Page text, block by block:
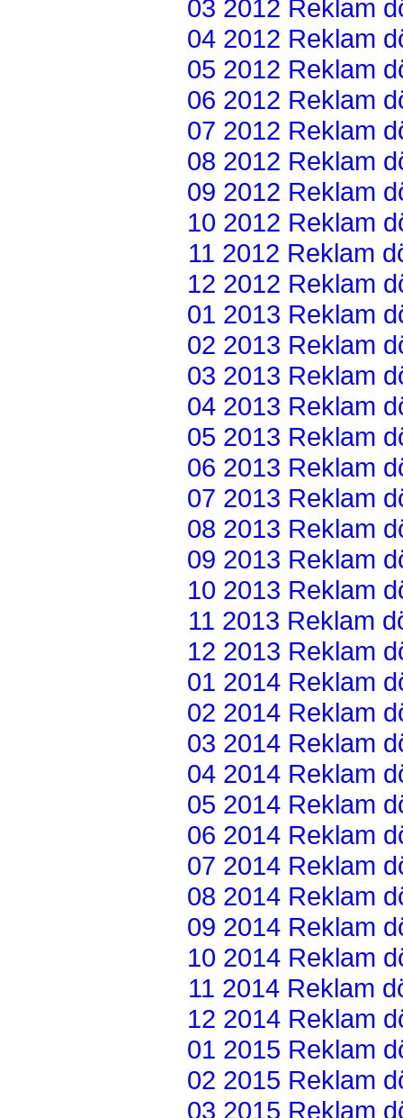
03 2012 Reklam
04 2012 Reklam
05 2012 Reklam
06 2012 Reklam
07 2012 Reklam
08 2012 Reklam
09 2012 Reklam
10 2012 Reklam
11 2012 Reklam
12 2012 Reklam
01 2013 Reklam
02 2013 Reklam
03 2013 Reklam
04 2013 Reklam
05 2013 Reklam
06 2013 Reklam
07 2013 Reklam
08 2013 Reklam
09 2013 Reklam
10 2013 Reklam
11 2013 Reklam
12 2013 Reklam
01 2014 Reklam
02 2014 Reklam
03 2014 Reklam
04 2014 Reklam
05 2014 Reklam
06 2014 Reklam
07 2014 Reklam
08 2014 Reklam
09 2014 Reklam
10 2014 Reklam
11 2014 Reklam
12 2014 Reklam
01 2015 Reklam
02 2015 Reklam
03 2015 Reklam